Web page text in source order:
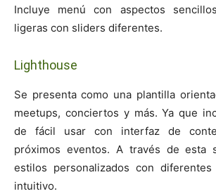
Incluye menú con aspectos
ligeras con sliders diferentes.
Lighthouse
Se presenta como una plantilla
meetups, conciertos y más. Ya que
de fácil usar con interfaz de
próximos eventos. A través de esta
estilos personalizados con
intuitivo.